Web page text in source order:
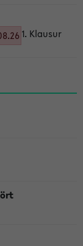
1. Klausur